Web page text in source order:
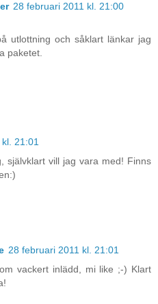
28 februari 2011 kl. 21:00
utlottning och såklart länkar jag
paketet.
21:01
självklart vill jag vara med! Finns
28 februari 2011 kl. 21:01
vackert inlädd, mi like ;-) Klart